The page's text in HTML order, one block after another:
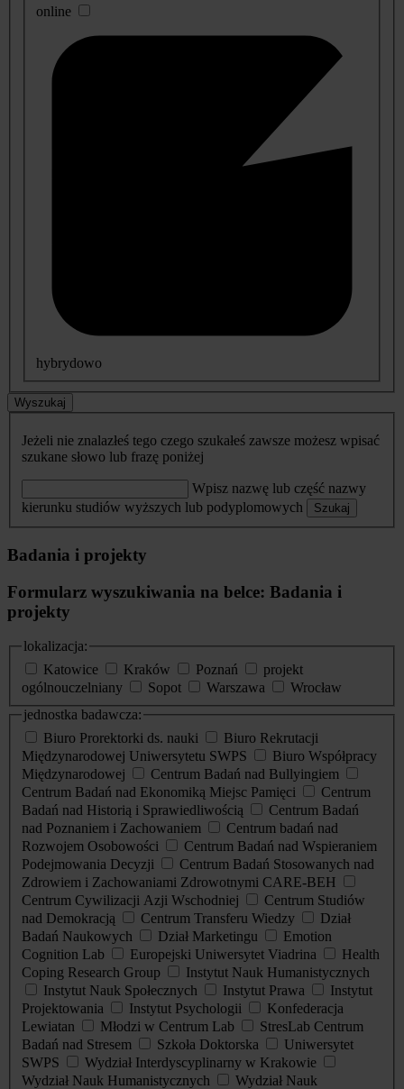
online
hybrydowo
Wyszukaj
Jeżeli nie znalazłeś tego czego szukałeś zawsze możesz wpisać
szukane słowo lub frazę poniżej
Wpisz nazwę lub część nazwy
kierunku studiów wyższych lub podyplomowych
Szukaj
Badania i projekty
Formularz wyszukiwania na belce: Badania i
projekty
lokalizacja:
Katowice
Kraków Poznań
projekt
ogólnouczelniany
Sopot Warszawa
Wrocław
jednostka badawcza:
Biuro Prorektorki ds. nauki
Biuro Rekrutacji
Międzynarodowej Uniwersytetu SWPS
Biuro Współpracy
Międzynarodowej
Centrum Badań nad Bullyingiem
Centrum Badań nad Ekonomiką Miejsc Pamięci
Centrum
Badań nad Historią i Sprawiedliwością
Centrum Badań
nad Poznaniem i Zachowaniem
Centrum badań nad
Rozwojem Osobowości
Centrum Badań nad Wspieraniem
Podejmowania Decyzji
Centrum Badań Stosowanych nad
Zdrowiem i Zachowaniami Zdrowotnymi CARE-BEH
Centrum Cywilizacji Azji Wschodniej
Centrum Studiów
nad Demokracją
Centrum Transferu Wiedzy
Dział
Badań Naukowych
Dział Marketingu
Emotion
Cognition Lab
Europejski Uniwersytet Viadrina
Health
Coping Research Group
Instytut Nauk Humanistycznych
Instytut Nauk Społecznych
Instytut Prawa
Instytut
Projektowania
Instytut Psychologii
Konfederacja
Lewiatan
Młodzi w Centrum Lab
StresLab Centrum
Badań nad Stresem
Szkoła Doktorska
Uniwersytet
SWPS
Wydział Interdyscyplinarny w Krakowie
Wydział Nauk Humanistycznych
Wydział Nauk